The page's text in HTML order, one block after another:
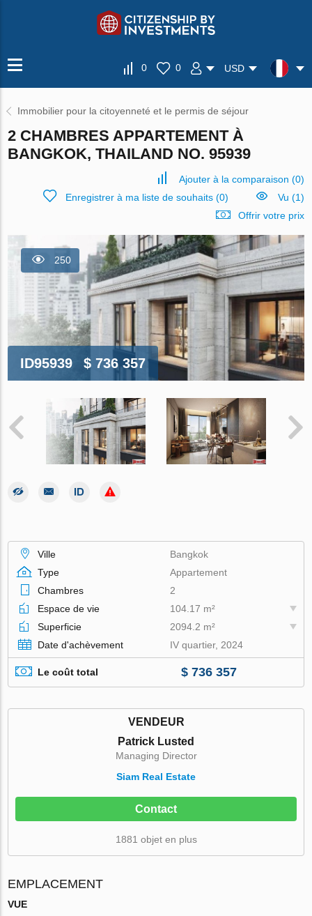
0 0 USD
Immobilier pour la citoyenneté et le permis de séjour
2 CHAMBRES APPARTEMENT À
BANGKOK, THAILAND NO. 95939
Ajouter à la comparaison (0)
Enregistrer à ma liste de souhaits(0)
Vu (1)
Offrir votre prix
250
ID95939 $ 736 357
Ville
Bangkok
Type
Appartement
Chambres
2
Espace de vie
104.17 m²
Superficie
2094.2 m²
Date d'achèvement
IV quartier, 2024
Le coût total $ 736 357
VENDEUR
Patrick Lusted
Managing Director
Siam Real Estate
Contact
1881 objet en plus
EMPLACEMENT
VUE